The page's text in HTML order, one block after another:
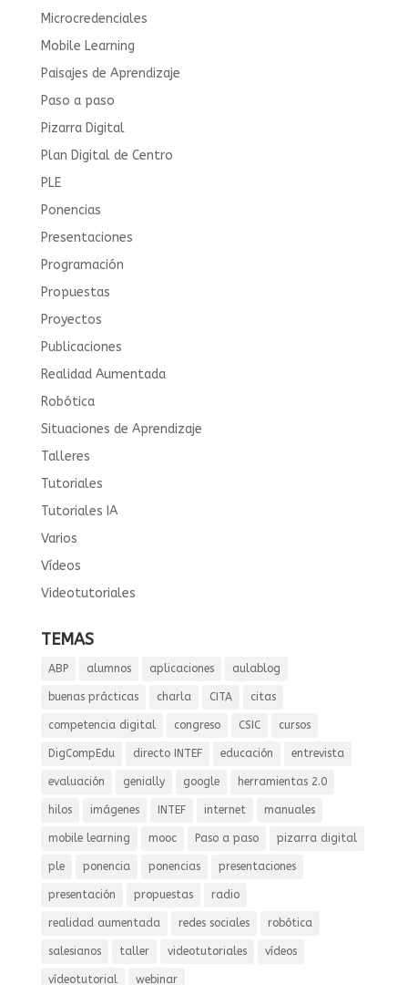
Microcredenciales
Mobile Learning
Paisajes de Aprendizaje
Paso a paso
Pizarra Digital
Plan Digital de Centro
PLE
Ponencias
Presentaciones
Programación
Propuestas
Proyectos
Publicaciones
Realidad Aumentada
Robótica
Situaciones de Aprendizaje
Talleres
Tutoriales
Tutoriales IA
Varios
Vídeos
Videotutoriales
TEMAS
ABP alumnos aplicaciones aulablog
buenas prácticas charla CITA citas
competencia digital congreso CSIC cursos
DigCompEdu directo INTEF educación entrevista
evaluación genially google herramientas 2.0
hilos imágenes INTEF internet manuales
mobile learning mooc Paso a paso pizarra digital
ple ponencia ponencias presentaciones
presentación propuestas radio
realidad aumentada redes sociales robótica
salesianos taller videotutoriales vídeos
vídeotutorial webinar